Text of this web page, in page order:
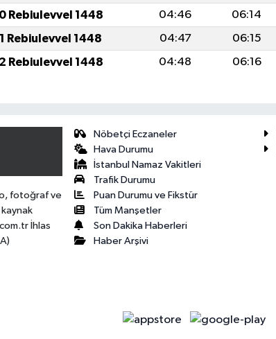
Rebiulevvel 1448 04:46 06:14
Rebiulevvel 1448 04:47 06:15
Rebiulevvel 1448 04:48 06:16
fotoğraf ve
kaynak
İhlas
Nöbetçi Eczaneler
Hava Durumu
İstanbul Namaz Vakitleri
Trafik Durumu
Puan Durumu ve Fikstür
Tüm Manşetler
Son Dakika Haberleri
Haber Arşivi